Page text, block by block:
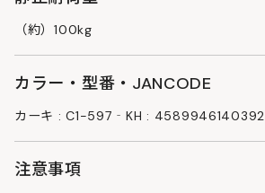
（約）100kg
カラー・型番・JANCODE
カーキ : C1-597‐KH : 4589946140392
注意事項